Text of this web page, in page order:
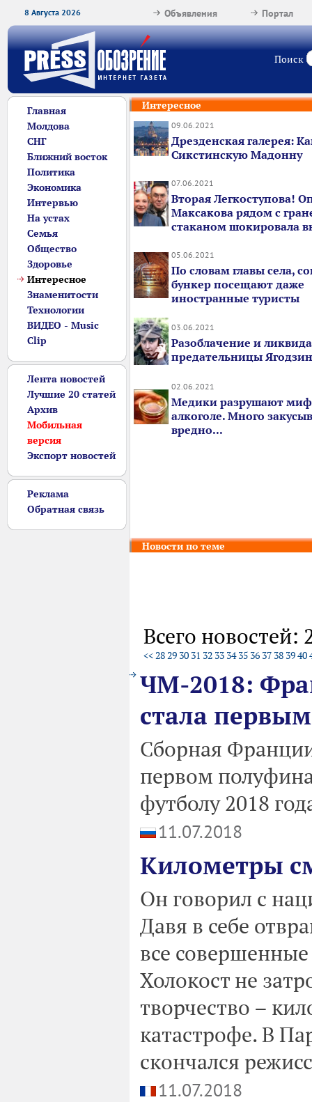
8 Августа 2026 Портал
Объявления
Поиск
Главная
Молдова
СНГ
Ближний восток
Политика
Экономика
Интервью
На устах
Семья
Общество
Здоровье
Интересное
Знаменитости
Технологии
ВИДЕО - Music
Clip
Лента новостей
Лучшие 20 статей
Архив
Мобильная
версия
Экспорт новостей
Реклама
Обратная связь
Интересное
09.06.2021
Дрезденская галерея:
Сикстинскую Мадонну
07.06.2021
Вторая Легкоступова!
Максакова рядом с
стаканом шокировала
05.06.2021
По словам главы села,
бункер посещают даже
иностранные туристы
03.06.2021
Разоблачение и
предательницы
02.06.2021
Медики разрушают
алкоголе. Много
вредно...
Новости по теме
Всего новостей:
<<2829 30 31 32 33 34 35 36 37 38 3940
ЧМ-2018:
стала
Сборная
первом
футболу 2018
11.07.2018
Километры
Он говорил с
Давя в себе
все
Холокост не
творчество –
катастрофе. В
скончался
11.07.2018